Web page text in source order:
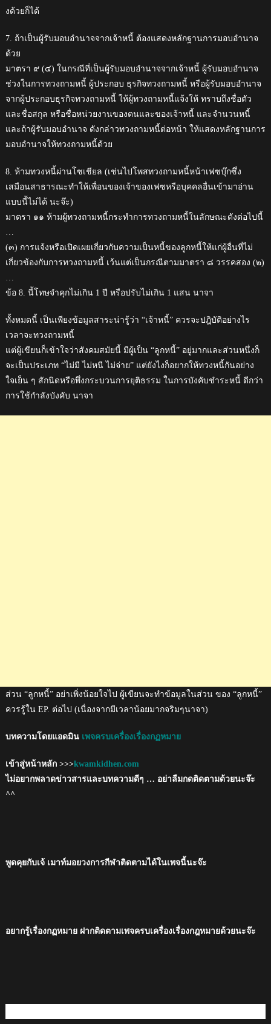
งด้วยก็ได้
7. ถ้าเป็นผู้รับมอบอำนาจจากเจ้าหนี้ ต้องแสดงหลักฐานการมอบอำนาจ
ด้วย
มาตรา ๙ (๔) ในกรณีที่เป็นผู้รับมอบอํานาจจากเจ้าหนี้ ผู้รับมอบอํานาจ
ช่วงในการทวงถามหนี้ ผู้ประกอบ ธุรกิจทวงถามหนี้ หรือผู้รับมอบอํานาจ
จากผู้ประกอบธุรกิจทวงถามหนี้ ให้ผู้ทวงถามหนี้แจ้งให้ ทราบถึงชื่อตัว
และชื่อสกุล หรือชื่อหน่วยงานของตนและของเจ้าหนี้ และจํานวนหนี้
และถ้าผู้รับมอบอํานาจ ดังกล่าวทวงถามหนี้ต่อหน้า ให้แสดงหลักฐานการ
มอบอํานาจให้ทวงถามหนี้ด้วย
8. ห้ามทวงหนี้ผ่านโซเชียล (เช่นไปโพสทวงถามหนี้หน้าเฟซบุ๊กซึ่ง
เสมือนสาธารณะทำให้เพื่อนของเจ้าของเฟซหรือบุคคลอื่นเข้ามาอ่าน
แบบนี้ไม่ได้ นะจ๊ะ)
มาตรา ๑๑ ห้ามผู้ทวงถามหนี้กระทําการทวงถามหนี้ในลักษณะดังต่อไปนี้
(๓) การแจ้งหรือเปิดเผยเกี่ยวกับความเป็นหนี้ของลูกหนี้ให้แก่ผู้อื่นที่ไม่
เกี่ยวข้องกับการทวงถามหนี้ เว้นแต่เป็นกรณีตามมาตรา ๘ วรรคสอง (๒)
ข้อ 8. นี้โทษจำคุกไม่เกิน 1 ปี หรือปรับไม่เกิน 1 แสน นาจา
ทั้งหมดนี้ เป็นเพียงข้อมูลสาระน่ารู้ว่า “เจ้าหนี้” ควรจะปฎิบัติอย่างไร
เวลาจะทวงถามหนี้
แต่ผู้เขียนก็เข้าใจว่าสังคมสมัยนี้ มีผู้เป็น “ลูกหนี้” อยู่มากและส่วนหนึ่งก็
จะเป็นประเภท “ไม่มี ไม่หนี ไม่จ่าย” แต่ยังไงก็อยากให้ทวงหนี้กันอย่าง
ใจเย็น ๆ สักนิดหรือพึ่งกระบวนการยุติธรรม ในการบังคับชำระหนี้ ดีกว่า
การใช้กำลังบังคับ นาจา
ส่วน “ลูกหนี้” อย่าเพิ่งน้อยใจไป ผู้เขียนจะทำข้อมูลในส่วน ของ “ลูกหนี้”
ควรรู้ใน EP. ต่อไป (เนื่องจากมีเวลาน้อยมากจริมๆนาจา)
บทความโดยแอดมิน เพจครบเครื่องเรื่องกฏหมาย
เข้าสู่หน้าหลัก >>>kwamkidhen.com
ไม่อยากพลาดข่าวสารและบทความดีๆ … อย่าลืมกดติดตามด้วยนะจ๊ะ
^^
พูดคุยกับเจ้ เมาท์มอยวงการกีฬาติดตามได้ในเพจนี้นะจ๊ะ
อยากรู้เรื่องกฏหมาย ฝากติดตามเพจครบเครื่องเรื่องกฎหมายด้วยนะจ๊ะ